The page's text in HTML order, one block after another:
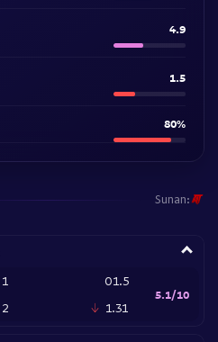
4.9
1.5
80%
Sunan:
1
2
O1.5
1.31
5.1/10